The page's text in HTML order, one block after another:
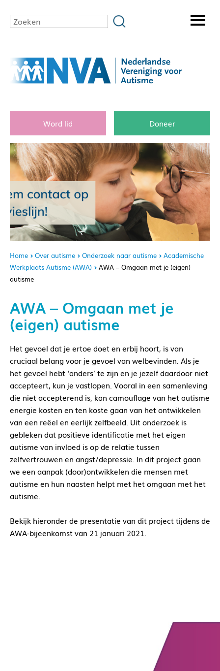
Word lid Doneer
Home Over autisme Onderzoek naar autisme
Academische
Werkplaats Autisme (AWA)
AWA – Omgaan met je (eigen)
autisme
AWA – Omgaan met je
(eigen) autisme
Het gevoel dat je ertoe doet en erbij hoort, is van
cruciaal belang voor je gevoel van welbevinden. Als je
het gevoel hebt ‘anders’ te zijn en je jezelf daardoor niet
accepteert, kun je vastlopen. Vooral in een samenleving
die niet accepterend is, kan camouflage van het autisme
energie kosten en ten koste gaan van het ontwikkelen
van een reëel en eerlijk zelfbeeld. Uit onderzoek is
gebleken dat positieve identificatie met het eigen
autisme van invloed is op de relatie tussen
zelfvertrouwen en angst/depressie. In dit project gaan
we een aanpak (door)ontwikkelen die mensen met
autisme en hun naasten helpt met het omgaan met het
autisme.
Bekijk hieronder de presentatie van dit project tijdens de
AWA-bijeenkomst van 21 januari 2021.